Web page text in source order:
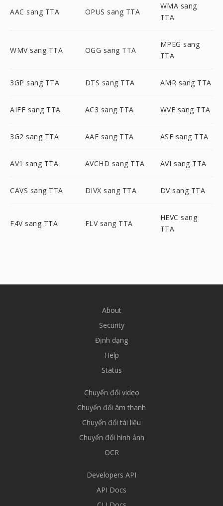
AAC sang TTA OPUS sang TTA
WMA sang
TTA
WMV sang TTA OGG sang TTA
MPEG sang
TTA
3GP sang TTA DTS sang TTA AMR sang TTA
AIFF sang TTA AC3 sang TTA WVE sang TTA
3G2 sang TTA AAF sang TTA ASF sang TTA
AV1 sang TTA AVCHD sang TTA AVI sang TTA
CAVS sang TTA DIVX sang TTA DV sang TTA
F4V sang TTA FLV sang TTA
HEVC sang
TTA
About
Security
Định dạng
Help
Status
Chuyển đổi video
Chuyển đổi âm thanh
Chuyển đổi tài liệu
Chuyển đổi hình ảnh
OCR
Developers API
API Docs